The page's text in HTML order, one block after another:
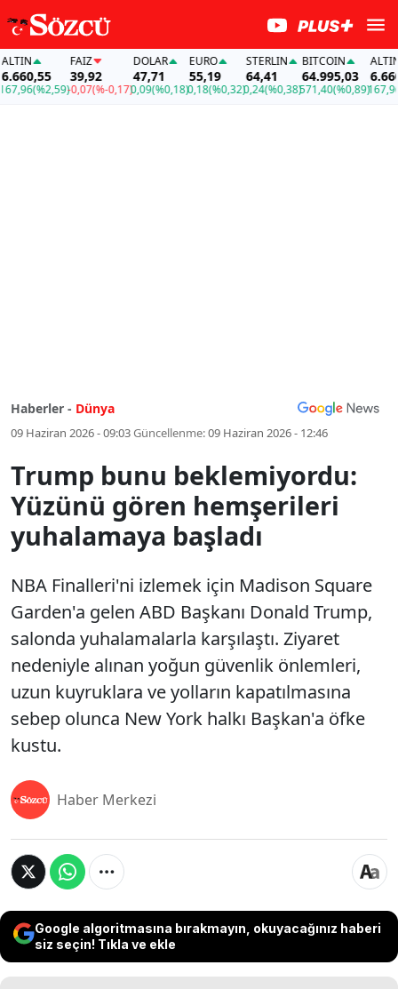
(%2,59)
FAİZ
39,92
-0,07(%-0,17)
DOLAR
47,71
0,09(%0,18)
EURO
55,19
0,18(%0,32)
STERLIN
64,41
0,24(%0,38)
BITCOIN
64.995,03
571,40(%0,89)
ALTIN
167,96
Haberler - Dünya
09 Haziran 2026 - 09:03Güncellenme:09 Haziran 2026 - 12:46
Trump bunu beklemiyordu:
Yüzünü gören hemşerileri
yuhalamaya başladı
NBA Finalleri'ni izlemek için Madison Square
Garden'a gelen ABD Başkanı Donald Trump,
salonda yuhalamalarla karşılaştı. Ziyaret
nedeniyle alınan yoğun güvenlik önlemleri,
uzun kuyruklara ve yolların kapatılmasına
sebep olunca New York halkı Başkan'a öfke
kustu.
Haber Merkezi
Google algoritmasına bırakmayın, okuyacağınız haberi
siz seçin! Tıkla ve ekle